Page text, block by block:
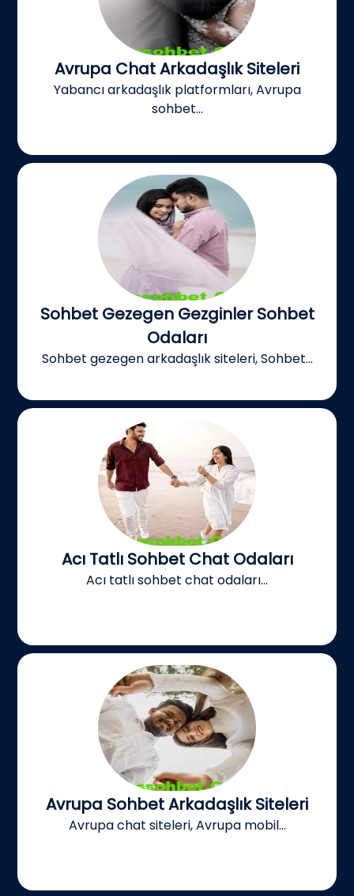
Avrupa Chat Arkadaşlık Siteleri
Yabancı arkadaşlık platformları, Avrupa
sohbet...
Sohbet Gezegen Gezginler Sohbet
Odaları
Sohbet gezegen arkadaşlık siteleri, Sohbet...
Acı Tatlı Sohbet Chat Odaları
Acı tatlı sohbet chat odaları...
Avrupa Sohbet Arkadaşlık Siteleri
Avrupa chat siteleri, Avrupa mobil...